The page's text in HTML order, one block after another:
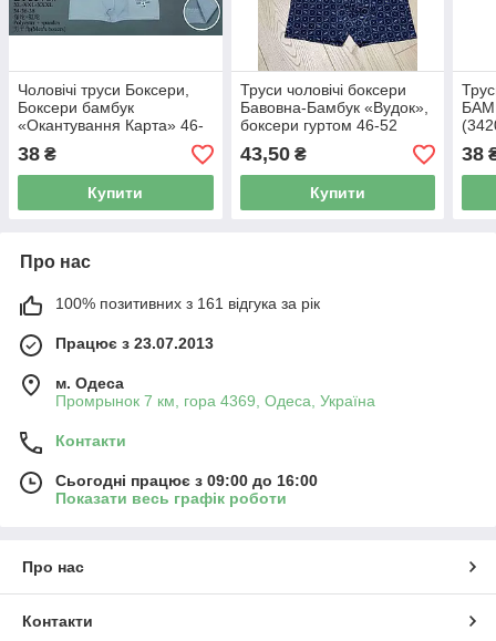
Чоловічі труси Боксери,
Боксери бамбук
«Окантування Карта» 46-
38 ₴
Купити
Труси чоловічі боксери
Бавовна-Бамбук «Вудок»,
боксери гуртом 46-52
43,50₴
Купити
38
Про нас
100% позитивних з 161 відгука за рік
Працює з 23.07.2013
м. Одеса
Промрынок 7 км, гора 4369, Одеса, Україна
Контакти
Сьогодні працює з 09:00 до 16:00
Показати весь графік роботи
Про нас
Контакти